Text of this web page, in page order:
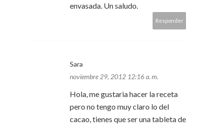
envasada. Un saludo.
Responder
Sara
noviembre 29, 2012 12:16 a. m.
Hola, me gustaria hacer la receta
pero no tengo muy claro lo del
cacao, tienes que ser una tableta de